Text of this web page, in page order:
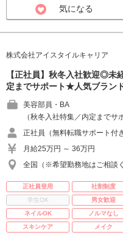
気になる
株式会社アイスタイルキャリア
【正社員】秋冬入社歓迎◎未
定までサポート★人気ブラン
美容部員・BA
（秋冬入社特集／内定までサ
正社員（無料転職サポート付き
月給25万円 ～ 36万円
全国（※希望勤務地はご相談
正社員登用 社割制度
学生OK
男女歓迎
ネイルOK
ノルマなし
スキンケア
メイク